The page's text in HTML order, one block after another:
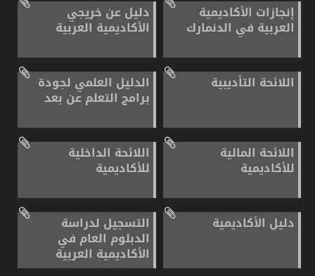
إنجازات الأكاديمية
العربية في الدنمارك
دليل عن خريجي
الأكاديمية العربية
اللائحة التأديبية الدليل العلمي لجودة
برامج التعلم عن بعد
اللائحة المالية
للأكاديمية
اللائحة الداخلية
للأكاديمية
دليل الأكاديمية التسجيل لدراسة
الدبلوم العام في
الأكاديمية العربية